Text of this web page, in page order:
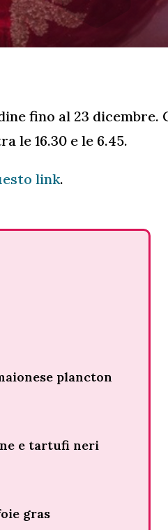
fino al 23 dicembre.
le 16.30 e le 6.45.
link.
plancton
e tartufi neri
gras